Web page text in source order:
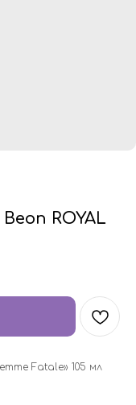
ROYAL
Fatale» 105 мл